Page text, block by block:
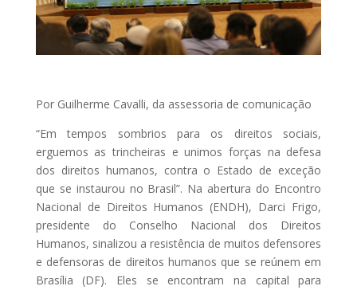
Por Guilherme Cavalli, da assessoria de comunicação
“Em tempos sombrios para os direitos sociais,
erguemos as trincheiras e unimos forças na defesa
dos direitos humanos, contra o Estado de exceção
que se instaurou no Brasil”. Na abertura do Encontro
Nacional de Direitos Humanos (ENDH), Darci Frigo,
presidente do Conselho Nacional dos Direitos
Humanos, sinalizou a resistência de muitos defensores
e defensoras de direitos humanos que se reúnem em
Brasília (DF). Eles se encontram na capital para